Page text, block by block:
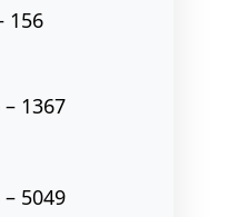
156
– 1367
– 5049